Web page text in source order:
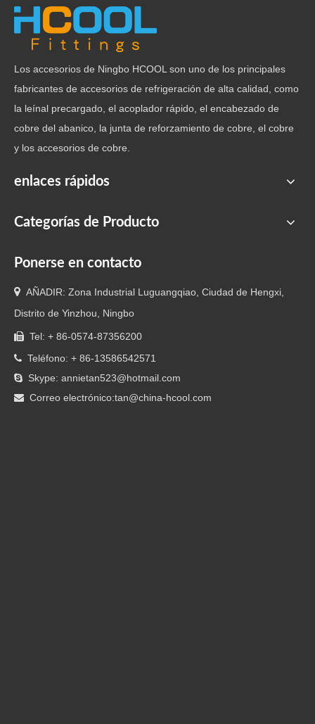
Características del producto
1. CONECTIVO CLICE
3. 100% de pruebas de fuga
4. No es necesario vacilar el refrigerante necesaria o
precargada
Ficha de datos:
Materil: latón
Proceso: Hot Punch/ CNC
Tipo de refrigerante: R410A, R32, R22, propano, etc.
Anterior:
Tubo de manguera de conexión de CA
tubo de manguera con conector conexión fácil
Los accesorios de Ningbo HCOOL son uno de los principales
fabricantes de accesorios de refrigeración de alta calidad, como
la leínal precargado, el acoplador rápido, el encabezado de
cobre del abanico, la junta de reforzamiento de cobre, el cobre
y los accesorios de cobre.
enlaces rápidos
Categorías de Producto
Ponerse en contacto
 AÑADIR: Zona Industrial Luguangqiao, Ciudad de Hengxi,
Distrito de Yinzhou, Ningbo
 Tel: + 86-0574-87356200
 Teléfono: + 86-13586542571
 Skype: annietan523@hotmail.com
 Correo electrónico:tan@china-hcool.com